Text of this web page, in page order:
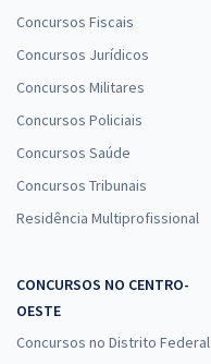
Concursos Fiscais
Concursos Jurídicos
Concursos Militares
Concursos Policiais
Concursos Saúde
Concursos Tribunais
Residência Multiprofissional
CONCURSOS NO CENTRO-
OESTE
Concursos no Distrito Federal